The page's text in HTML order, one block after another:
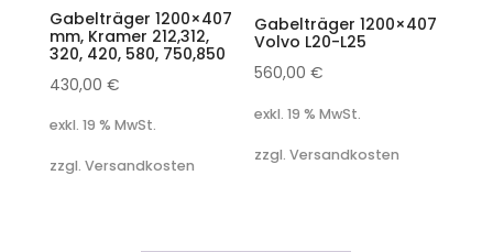
Gabelträger 1200×407
mm, Kramer 212,312,
320, 420, 580, 750,850
430,00 €
exkl. 19 % MwSt.
zzgl. Versandkosten
Gabelträger 1200×407
Volvo L20-L25
560,00€
exkl. 19 % MwSt.
zzgl. Versandkosten